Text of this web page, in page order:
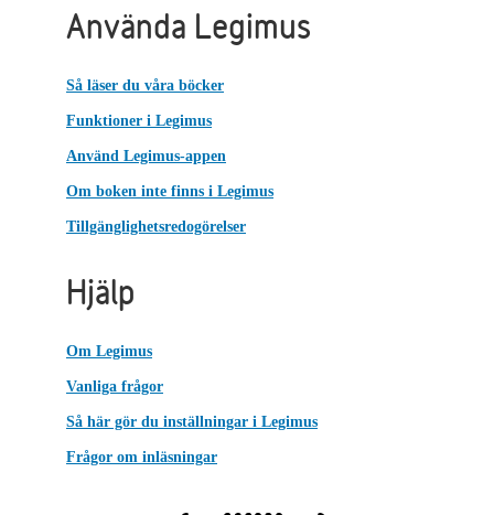
Använda Legimus
Så läser du våra böcker
Funktioner i Legimus
Använd Legimus-appen
Om boken inte finns i Legimus
Tillgänglighetsredogörelser
Hjälp
Om Legimus
Vanliga frågor
Så här gör du inställningar i Legimus
Frågor om inläsningar